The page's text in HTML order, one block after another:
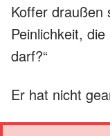
Koffer draußen
Peinlichkeit,
darf?“
Er hat nicht